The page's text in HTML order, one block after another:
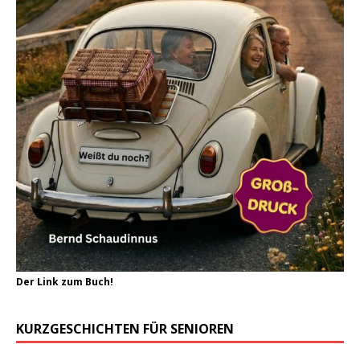
Der Link zum Buch!
KURZGESCHICHTEN FÜR SENIOREN